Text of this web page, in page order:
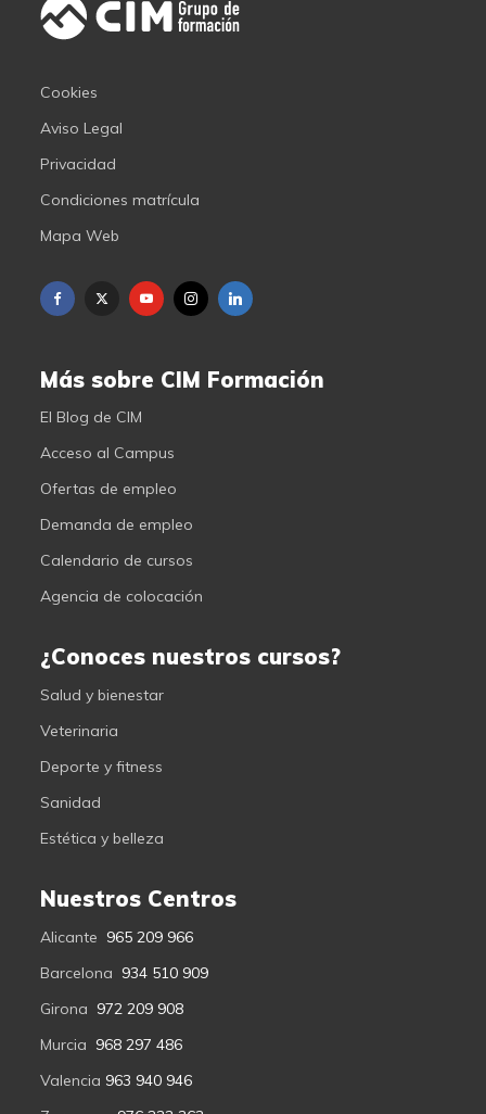
Cookies
Aviso Legal
Privacidad
Condiciones matrícula
Mapa Web
Más sobre CIM Formación
El Blog de CIM
Acceso al Campus
Ofertas de empleo
Demanda de empleo
Calendario de cursos
Agencia de colocación
¿Conoces nuestros cursos?
Salud y bienestar
Veterinaria
Deporte y fitness
Sanidad
Estética y belleza
Nuestros Centros
Alicante 965 209 966
Barcelona 934 510 909
Girona 972 209 908
Murcia 968 297 486
Valencia 963 940 946